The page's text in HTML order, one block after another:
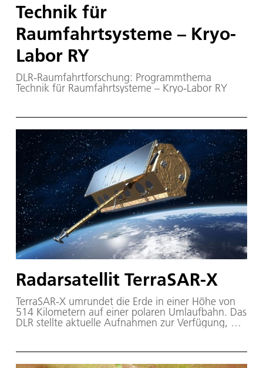
Technik für
Raumfahrtsysteme – Kryo-
Labor RY
DLR-Raumfahrtforschung: Programmthema
Technik für Raumfahrtsysteme – Kryo-Labor RY
Radarsatellit TerraSAR-X
TerraSAR-X umrundet die Erde in einer Höhe von
514 Kilometern auf einer polaren Umlaufbahn. Das
DLR stellte aktuelle Aufnahmen zur Verfügung, mit